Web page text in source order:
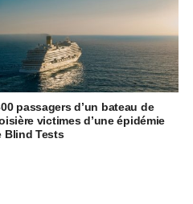
passagers d’un bateau de
victimes d’une épidémie
Blind Tests